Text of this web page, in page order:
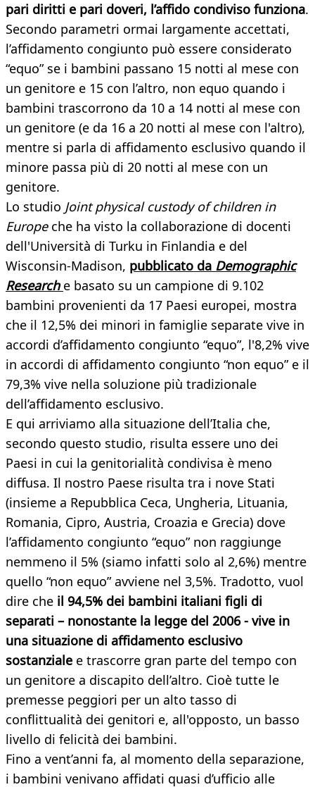
pari diritti e pari doveri, l’affido condiviso funziona.
Secondo parametri ormai largamente accettati,
l’affidamento congiunto può essere considerato
“equo” se i bambini passano 15 notti al mese con
un genitore e 15 con l’altro, non equo quando i
bambini trascorrono da 10 a 14 notti al mese con
un genitore (e da 16 a 20 notti al mese con l'altro),
mentre si parla di affidamento esclusivo quando il
minore passa più di 20 notti al mese con un
genitore.
Lo studio Joint physical custody of children in
Europe che ha visto la collaborazione di docenti
dell'Università di Turku in Finlandia e del
Wisconsin-Madison, pubblicato da Demographic
Research e basato su un campione di 9.102
bambini provenienti da 17 Paesi europei, mostra
che il 12,5% dei minori in famiglie separate vive in
accordi d’affidamento congiunto “equo”, l'8,2% vive
in accordi di affidamento congiunto “non equo” e il
79,3% vive nella soluzione più tradizionale
dell’affidamento esclusivo.
E qui arriviamo alla situazione dell’Italia che,
secondo questo studio, risulta essere uno dei
Paesi in cui la genitorialità condivisa è meno
diffusa. Il nostro Paese risulta tra i nove Stati
(insieme a Repubblica Ceca, Ungheria, Lituania,
Romania, Cipro, Austria, Croazia e Grecia) dove
l’affidamento congiunto “equo” non raggiunge
nemmeno il 5% (siamo infatti solo al 2,6%) mentre
quello “non equo” avviene nel 3,5%. Tradotto, vuol
dire che il 94,5% dei bambini italiani figli di
separati – nonostante la legge del 2006 - vive in
una situazione di affidamento esclusivo
sostanziale e trascorre gran parte del tempo con
un genitore a discapito dell’altro. Cioè tutte le
premesse peggiori per un alto tasso di
conflittualità dei genitori e, all'opposto, un basso
livello di felicità dei bambini.
Fino a vent’anni fa, al momento della separazione,
i bambini venivano affidati quasi d’ufficio alle